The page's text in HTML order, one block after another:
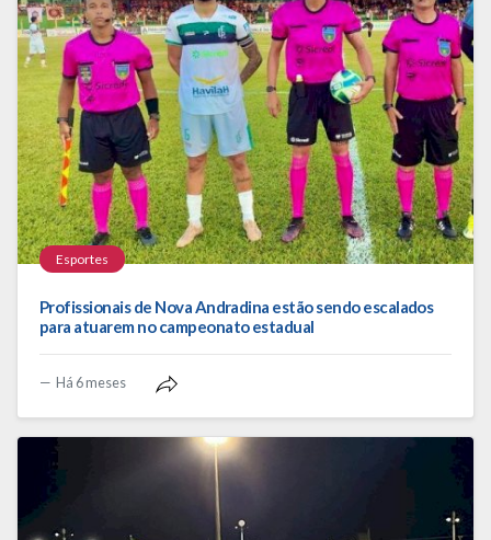
Esportes
Profissionais de Nova Andradina estão sendo escalados
para atuarem no campeonato estadual
Há 6 meses